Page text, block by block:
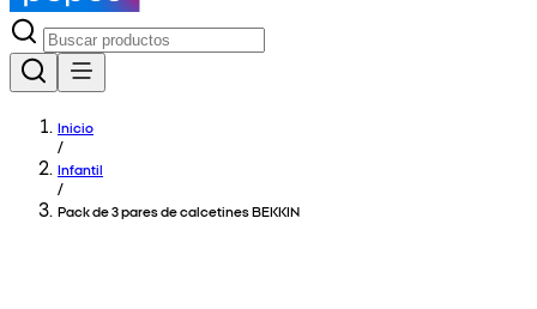
Inicio
/
Infantil
/
Pack de 3 pares de calcetines BEKKIN